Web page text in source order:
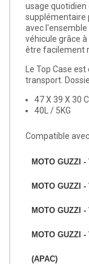
usage quotidien
supplémentaire
avec l'ensemble
véhicule grâce
être facilement
Le Top Case
transport.
47 X 39 X 30
40L / 5KG
Compatible
MOTO GUZZI
MOTO GUZZI
MOTO GUZZI
MOTO GUZZI
(APAC)